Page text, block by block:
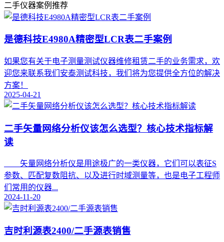
二手仪器案例推荐
是德科技E4980A精密型LCR表二手案例
如果您有关于电子测量测试仪器维修租赁二手的业务需求，欢
迎您来联系我们安泰测试科技，我们将为您提供全方位的解决
方案！
2025-04-21
二手矢量网络分析仪该怎么选型？核心技术指标解
读
矢量网络分析仪是用途极广的一类仪器，它们可以表征S
参数、匹配复数阻抗、以及进行时域测量等，也是电子工程师
们常用的仪器...
2024-11-20
吉时利源表2400/二手源表销售